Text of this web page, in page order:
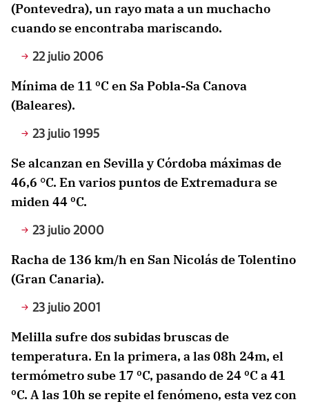
(Pontevedra), un rayo mata a un muchacho
cuando se encontraba mariscando.
22 julio 2006
Mínima de 11 ºC en Sa Pobla-Sa Canova
(Baleares).
23 julio 1995
Se alcanzan en Sevilla y Córdoba máximas de
46,6 °C. En varios puntos de Extremadura se
miden 44 ºC.
23 julio 2000
Racha de 136 km/h en San Nicolás de Tolentino
(Gran Canaria).
23 julio 2001
Melilla sufre dos subidas bruscas de
temperatura. En la primera, a las 08h 24m, el
termómetro sube 17 ºC, pasando de 24 ºC a 41
ºC. A las 10h se repite el fenómeno, esta vez con